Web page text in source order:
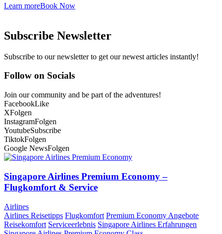
Learn moreBook Now
Subscribe Newsletter
Subscribe to our newsletter to get our newest articles instantly!
Follow on Socials
Join our community and be part of the adventures!
FacebookLike
XFolgen
InstagramFolgen
YoutubeSubscribe
TiktokFolgen
Google NewsFolgen
Singapore Airlines Premium Economy –
Flugkomfort & Service
Airlines
Airlines Reisetipps Flugkomfort Premium Economy Angebote
Reisekomfort Serviceerlebnis Singapore Airlines Erfahrungen